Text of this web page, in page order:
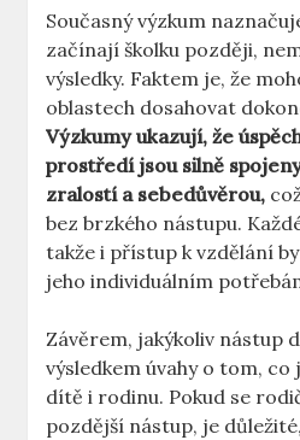
Současný výzkum
začínají školku později,
výsledky. Faktem je, že
oblastech dosahovat
Výzkumy ukazují, že
prostředí jsou silně
zralostí a sebedůvěrou,
bez brzkého nástupu.
takže i přístup k vzdělání
jeho individuálním
Závěrem, jakýkoliv nástup
výsledkem úvahy o tom,
dítě i rodinu. Pokud se
pozdější nástup, je